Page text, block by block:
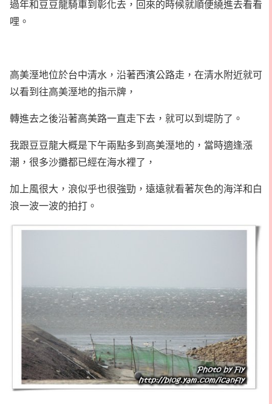
過年和豆豆龍騎車到彰化去，回來的時候就順便繞進去看看
哩。
高美溼地位於台中清水，沿著西濱公路走，在清水附近就可
以看到往高美溼地的指示牌，
轉進去之後沿著高美路一直走下去，就可以到堤防了。
我跟豆豆龍大概是下午兩點多到高美溼地的，當時適逢漲
潮，很多沙攤都已經在海水裡了，
加上風很大，浪似乎也很強勁，遠遠就看著灰色的海洋和白
浪一波一波的拍打。